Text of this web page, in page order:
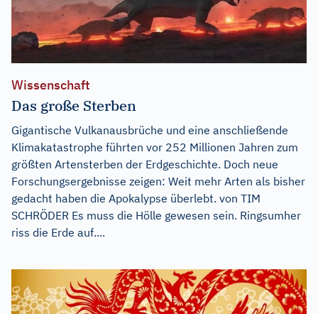
Wissenschaft
Das große Sterben
Gigantische Vulkanausbrüche und eine anschließende
Klimakatastrophe führten vor 252 Millionen Jahren zum
größten Artensterben der Erdgeschichte. Doch neue
Forschungsergebnisse zeigen: Weit mehr Arten als bisher
gedacht haben die Apokalypse überlebt. von TIM
SCHRÖDER Es muss die Hölle gewesen sein. Ringsumher
riss die Erde auf....